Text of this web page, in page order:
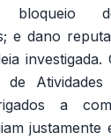
e dano
investigada.
de
a